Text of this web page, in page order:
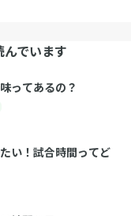
でいます
ってあるの？
い！試合時間ってど